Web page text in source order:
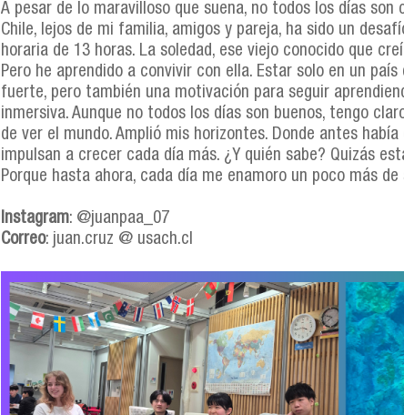
A pesar de lo maravilloso que suena, no todos los días son
Chile, lejos de mi familia, amigos y pareja, ha sido un
horaria de 13 horas. La soledad, ese viejo conocido que
Pero he aprendido a convivir con ella. Estar solo en un
fuerte, pero también una motivación para seguir
inmersiva. Aunque no todos los días son buenos, tengo
de ver el mundo. Amplió mis horizontes. Donde antes
impulsan a crecer cada día más. ¿Y quién sabe? Quizás
Porque hasta ahora, cada día me enamoro un poco más
Instagram: @juanpaa_07
Correo: juan.cruz @ usach.cl
juan_pablo_cruz_collage.png